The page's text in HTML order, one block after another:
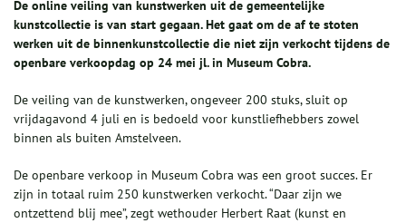
De online veiling van kunstwerken uit de gemeentelijke
kunstcollectie is van start gegaan. Het gaat om de af te stoten
werken uit de binnenkunstcollectie die niet zijn verkocht tijdens de
openbare verkoopdag op 24 mei jl. in Museum Cobra.
De veiling van de kunstwerken, ongeveer 200 stuks, sluit op
vrijdagavond 4 juli en is bedoeld voor kunstliefhebbers zowel
binnen als buiten Amstelveen.
De openbare verkoop in Museum Cobra was een groot succes. Er
zijn in totaal ruim 250 kunstwerken verkocht. “Daar zijn we
ontzettend blij mee”, zegt wethouder Herbert Raat (kunst en